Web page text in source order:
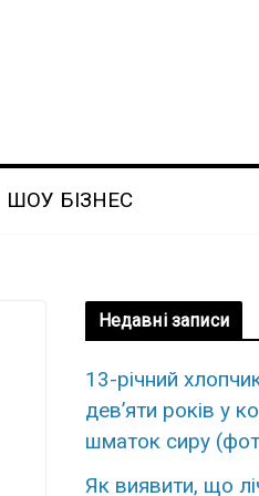
ШОУ БІЗНЕС
Недавні записи
13-річний
дев’яти років у
шматок сиру
Як виявити, що